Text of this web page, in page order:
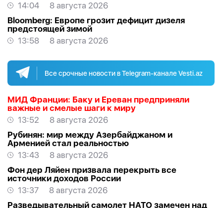
14:04
8 августа 2026
Bloomberg: Европе грозит дефицит дизеля
предстоящей зимой
13:58
8 августа 2026
Все срочные новости в Telegram-канале Vesti.az
МИД Франции: Баку и Ереван предприняли
важные и смелые шаги к миру
13:52
8 августа 2026
Рубинян: мир между Азербайджаном и
Арменией стал реальностью
13:43
8 августа 2026
Фон дер Ляйен призвала перекрыть все
источники доходов России
13:37
8 августа 2026
Разведывательный самолет НАТО замечен над